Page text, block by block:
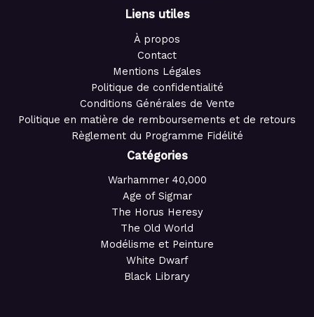
Liens utiles
À propos
Contact
Mentions Légales
Politique de confidentialité
Conditions Générales de Vente
Politique en matière de remboursements et de retours
Règlement du Programme Fidélité
Catégories
Warhammer 40,000
Age of Sigmar
The Horus Heresy
The Old World
Modélisme et Peinture
White Dwarf
Black Library